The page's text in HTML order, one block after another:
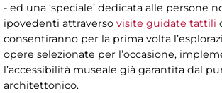
- ed una ‘speciale’ dedicata alle persone
ipovedenti attraverso visite guidate tattili
consentiranno per la prima volta
opere selezionate per l’occasione,
l’accessibilità museale già garantita dal
architettonico.